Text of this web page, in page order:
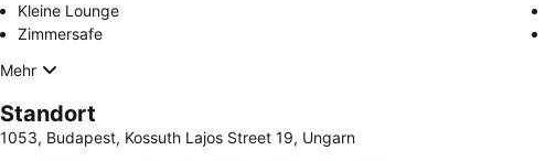
Kleine Lounge
Zimmersafe
Mehr
Standort
1053, Budapest, Kossuth Lajos Street 19, Ungarn